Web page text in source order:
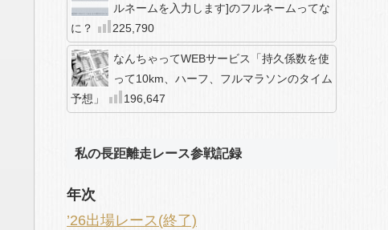
ルネームを入力します]のフルネームってな
に？
225,790
なんちゃってWEBサービス「持久係数を使
って10km、ハーフ、フルマラソンのタイム
予想」
196,647
私の長距離走レース参戦記録
年次
’26出場レース(終了)